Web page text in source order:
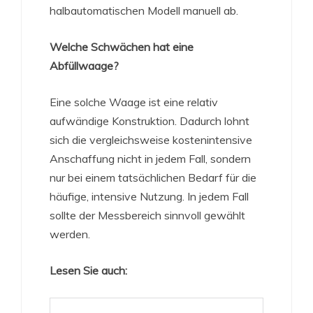
halbautomatischen Modell manuell ab.
Welche Schwächen hat eine
Abfüllwaage?
Eine solche Waage ist eine relativ
aufwändige Konstruktion. Dadurch lohnt
sich die vergleichsweise kostenintensive
Anschaffung nicht in jedem Fall, sondern
nur bei einem tatsächlichen Bedarf für die
häufige, intensive Nutzung. In jedem Fall
sollte der Messbereich sinnvoll gewählt
werden.
Lesen Sie auch: